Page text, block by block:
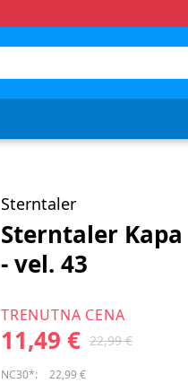
Sterntaler
Sterntaler
- vel. 43
TRENUTNA CENA
11,49 € 22,99 €
NC30*: 22,99 €